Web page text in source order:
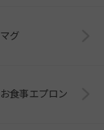
マグ
お食事エプロン